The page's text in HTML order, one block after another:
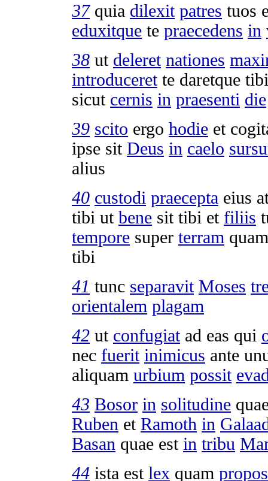
37quia dilexit patres tuos
eduxitque te praecedens in
38 ut deleret nationes
introducerette daretque
sicut cernis in praesenti die
39 scito ergo hodie et
ipse sit Deus in caelo
alius
40 custodi praecepta eius
tibi ut bene sit tibi et filiis
tempore super terram
tibi
41 tunc separavit Moses
orientalem plagam
42 ut confugiatad eas qui
nec fuerit inimicus ante
aliquam urbium possit
43 Bosor in solitudine
Ruben et Ramoth in
Basan quae est in tribu
44 ista est lex quam